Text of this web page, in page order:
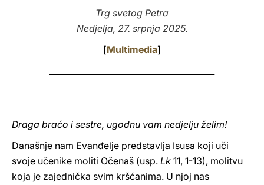
Trg svetog Petra
Nedjelja, 27. srpnja 2025.
[Multimedia]
Draga braćo i sestre, ugodnu vam nedjelju želim!
Današnje nam Evanđelje predstavlja Isusa koji uči
svoje učenike moliti Očenaš (usp. Lk 11, 1-13), molitvu
koja je zajednička svim kršćanima. U njoj nas